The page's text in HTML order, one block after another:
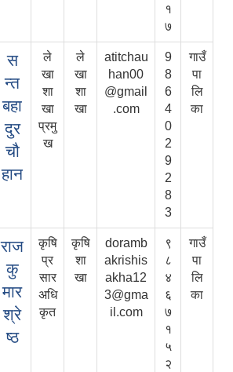
१
७
स
न्त
बहा
दुर
चौ
हान
ले
खा
शा
खा
प्रमु
ख
ले
खा
शा
खा
atitchau
han00
@gmail
.com
9
8
6
4
0
2
9
2
8
3
गाउँ
पा
लि
का
राज
कु
मार
श्रे
ष्ठ
कृषि
प्र
सार
अधि
कृत
कृषि
शा
खा
doramb
akrishis
akha12
3@gma
il.com
९
८
४
६
७
१
५
२
गाउँ
पा
लि
का